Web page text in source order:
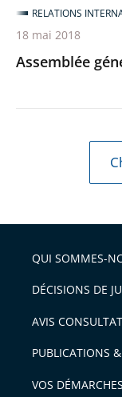
Assemblée
RELATIONS
18 mai 2018
QUI SOMMES-
DÉCISIONS DE
AVIS
PUBLICATIONS
VOS DÉMARCHES